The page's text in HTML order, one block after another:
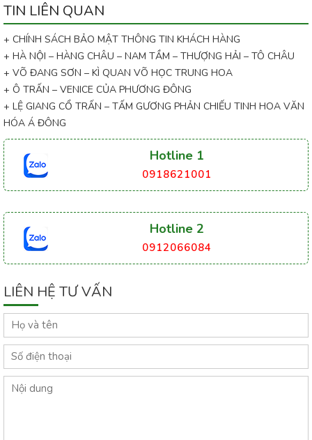
TIN LIÊN QUAN
+ CHÍNH SÁCH BẢO MẬT THÔNG TIN KHÁCH HÀNG
+ HÀ NỘI – HÀNG CHÂU – NAM TẦM – THƯỢNG HẢI – TÔ CHÂU
+ VÕ ĐANG SƠN – KÌ QUAN VÕ HỌC TRUNG HOA
+ Ô TRẤN – VENICE CỦA PHƯƠNG ĐÔNG
+ LỆ GIANG CỔ TRẤN – TẤM GƯƠNG PHẢN CHIẾU TINH HOA VĂN
HÓA Á ĐÔNG
Hotline 1
0918621001
Hotline 2
0912066084
LIÊN HỆ TƯ VẤN